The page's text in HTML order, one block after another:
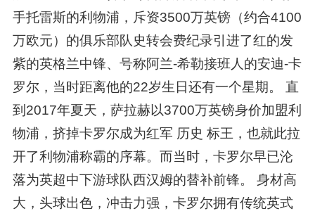
手托雷斯的利物浦，斥资3500万英镑（约合4100
万欧元）的俱乐部队史转会费纪录引进了红的发
紫的英格兰中锋、号称阿兰-希勒接班人的安迪-卡
罗尔，当时距离他的22岁生日还有一个星期。 直
到2017年夏天，萨拉赫以3700万英镑身价加盟利
物浦，挤掉卡罗尔成为红军 历史 标王，也就此拉
开了利物浦称霸的序幕。而当时，卡罗尔早已沦
落为英超中下游球队西汉姆的替补前锋。 身材高
大，头球出色，冲击力强，卡罗尔拥有传统英式